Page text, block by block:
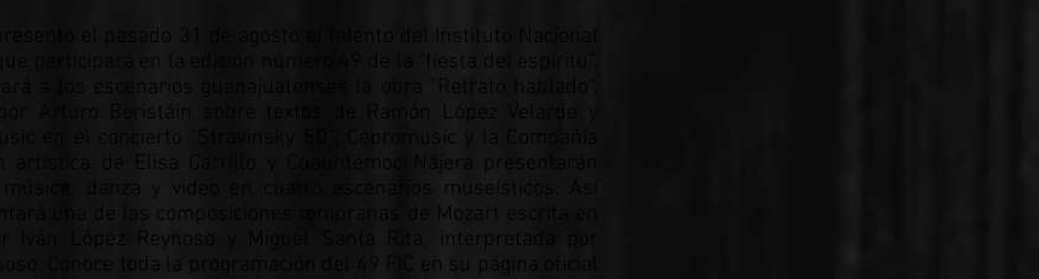
el pasado 31 de agosto al talento del Instituto Nacional
participará en la edición número 49 de la “fiesta del espíritu”.
a los escenarios guanajuatenses la obra "Retrato hablado",
Arturo Beristáin sobre textos de Ramón López Velarde y
artística de Elisa Carrillo y Cuauhtémoc Nájera presentarán
danza y video en cuatro escenarios museísticos. Así
una de las composiciones tempranas de Mozart escrita en
Iván López Reynoso y Miguel Santa Rita, interpretada por
Conoce toda la programación del 49 FIC en su página oficial